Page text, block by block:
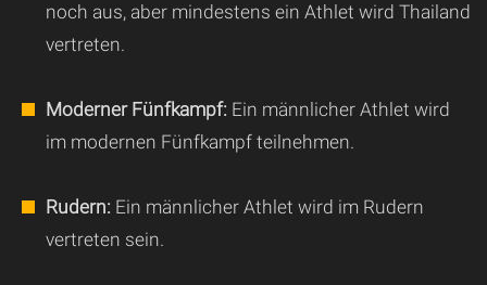
noch aus, aber mindestens ein Athlet wird Thailand
vertreten.
Moderner Fünfkampf: Ein männlicher Athlet wird
im modernen Fünfkampf teilnehmen.
Rudern: Ein männlicher Athlet wird im Rudern
vertreten sein.